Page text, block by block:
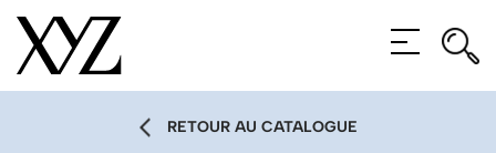
MENU
RETOUR AU CATALOGUE